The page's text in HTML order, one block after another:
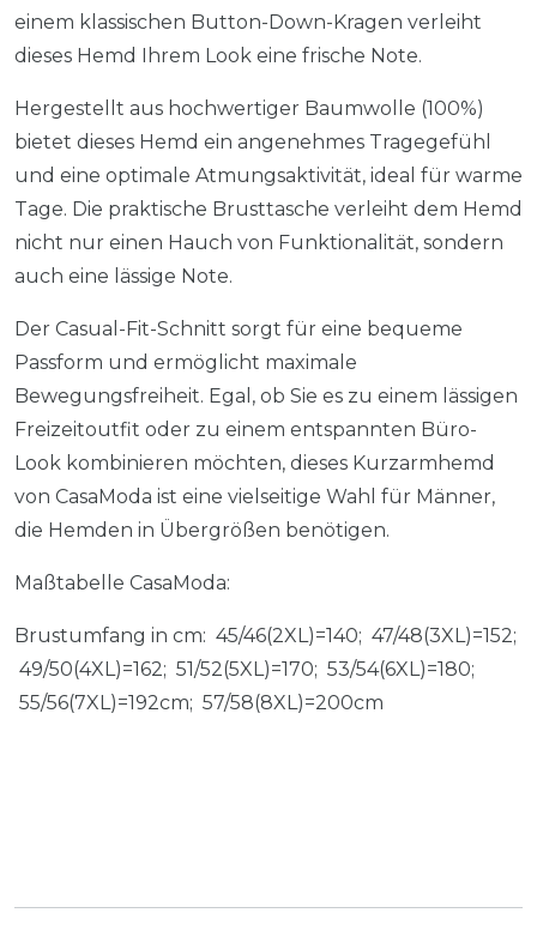
einem klassischen Button-Down-Kragen verleiht
dieses Hemd Ihrem Look eine frische Note.
Hergestellt aus hochwertiger Baumwolle (100%)
bietet dieses Hemd ein angenehmes Tragegefühl
und eine optimale Atmungsaktivität, ideal für warme
Tage. Die praktische Brusttasche verleiht dem Hemd
nicht nur einen Hauch von Funktionalität, sondern
auch eine lässige Note.
Der Casual-Fit-Schnitt sorgt für eine bequeme
Passform und ermöglicht maximale
Bewegungsfreiheit. Egal, ob Sie es zu einem lässigen
Freizeitoutfit oder zu einem entspannten Büro-
Look kombinieren möchten, dieses Kurzarmhemd
von CasaModa ist eine vielseitige Wahl für Männer,
die Hemden in Übergrößen benötigen.
Maßtabelle CasaModa:
Brustumfang in cm: 45/46(2XL)=140; 47/48(3XL)=152;
49/50(4XL)=162; 51/52(5XL)=170; 53/54(6XL)=180;
55/56(7XL)=192cm; 57/58(8XL)=200cm